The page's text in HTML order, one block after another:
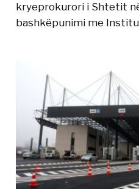
kryeprokurori i Shtetit
bashkëpunimi me